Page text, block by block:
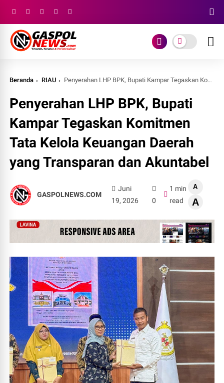
Beranda RIAU Penyerahan LHP BPK, Bupati Kampar Tegaskan Komitmen Tata Kelola Keuangan Daerah yang Transparan dan Akuntabel
Penyerahan LHP BPK, Bupati
Kampar Tegaskan Komitmen
Tata Kelola Keuangan Daerah
yang Transparan dan Akuntabel
GASPOLNEWS.COM
Juni
19, 2026
0
1 min
read
A
A